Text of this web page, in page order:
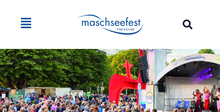
Zdroj: Kevin Münkel